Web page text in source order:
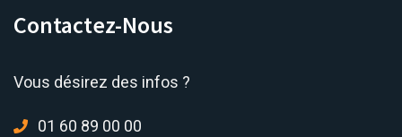
Contactez-Nous
Vous désirez des infos ?
01 60 89 00 00